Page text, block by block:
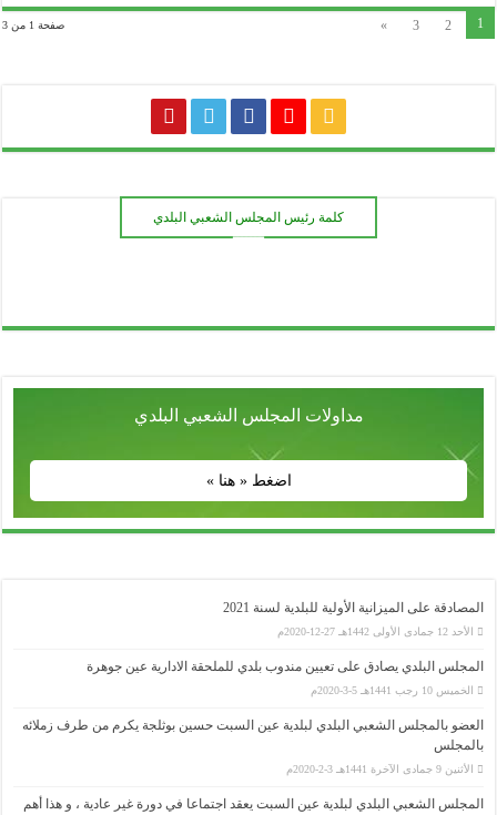
صفحة 1 من 3
كلمة رئيس المجلس الشعبي البلدي
ـــــــ
مداولات المجلس الشعبي البلدي
اضغط « هنا »
على الميزانية الأولية للبلدية لسنة 2021
الأحد 12 جمادى الأولى 1442هـ 27-12-2020م
البلدي يصادق على تعيين مندوب بلدي للملحقة الادارية عين جوهرة
الخميس 10 رجب 1441هـ 5-3-2020م
بالمجلس الشعبي البلدي لبلدية عين السبت حسين بوثلجة يكرم من طرف زملائه
الأثنين 9 جمادى الآخرة 1441هـ 3-2-2020م
الشعبي البلدي لبلدية عين السبت يعقد اجتماعا في دورة غير عادية ، و هذا أهم
وزارة الداخلية و الجماعات المحلية
ولاية سطيف
المجلس الشعبي الولائي _ سطيف